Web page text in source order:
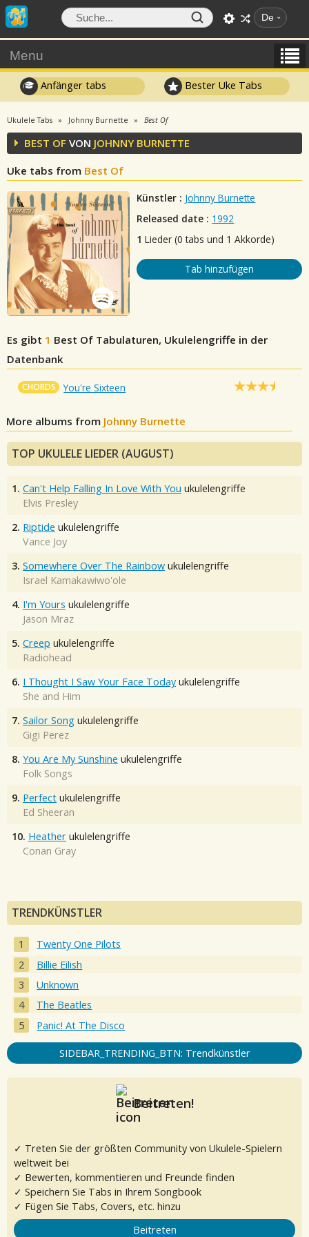
De
Menu
Anfänger tabs Bester Uke Tabs
Ukulele Tabs Johnny Burnette Best Of
BEST OF VON JOHNNY BURNETTE
Uke tabs from Best Of
Künstler : Johnny Burnette
Released date : 1992
1 Lieder (0 tabs und 1 Akkorde)
Tab hinzufügen
Es gibt 1 Best Of Tabulaturen, Ukulelengriffe in der
Datenbank
CHORDS You're Sixteen
More albums from Johnny Burnette
TOP UKULELE LIEDER (AUGUST)
1. Can't Help Falling In Love With You ukulelengriffe
Elvis Presley
2. Riptide ukulelengriffe
Vance Joy
3. Somewhere Over The Rainbow ukulelengriffe
Israel Kamakawiwo'ole
4. I'm Yours ukulelengriffe
Jason Mraz
5. Creep ukulelengriffe
Radiohead
6. I Thought I Saw Your Face Today ukulelengriffe
She and Him
7. Sailor Song ukulelengriffe
Gigi Perez
8. You Are My Sunshine ukulelengriffe
Folk Songs
9. Perfect ukulelengriffe
Ed Sheeran
10. Heather ukulelengriffe
Conan Gray
TRENDKÜNSTLER
Twenty One Pilots
Billie Eilish
Unknown
The Beatles
Panic! At The Disco
SIDEBAR_TRENDING_BTN: Trendkünstler
Beitreten!
✓ Treten Sie der größten Community von Ukulele-Spielern
weltweit bei
✓ Bewerten, kommentieren und Freunde finden
✓ Speichern Sie Tabs in Ihrem Songbook
✓ Fügen Sie Tabs, Covers, etc. hinzu
Beitreten